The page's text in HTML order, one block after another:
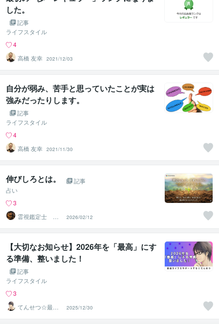
した。
記事
ライフスタイル
4
高橋 友幸 2021/12/03
自分が弱み、苦手と思っていたことが実は
強みだったりします。
記事
ライフスタイル
4
高橋 友幸 2021/11/30
伸びしろとは。
記事
占い
3
霊視鑑定士 昴
流PRO ※ブログ
更新中
2026/02/12
【大切なお知らせ】2026年を「最高」にす
る準備、整いました！
記事
ライフスタイル
3
てんせつ☆最適
ライフをサポー
トする
2025/12/30